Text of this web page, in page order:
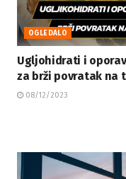
OGLEDALO
Ugljohidrati i
za brži povratak na
08/12/2023